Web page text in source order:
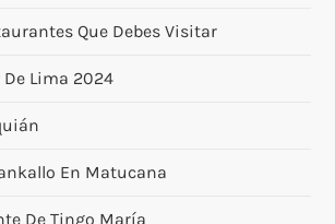
Que Debes Visitar
De Lima 2024
En Matucana
De Tingo María